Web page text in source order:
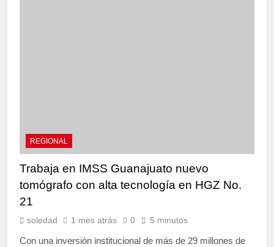
REGIONAL
Trabaja en IMSS Guanajuato nuevo
tomógrafo con alta tecnología en HGZ No.
21
soledad 1 mes atrás 0 5 minutos
Con una inversión institucional de más de 29 millones de